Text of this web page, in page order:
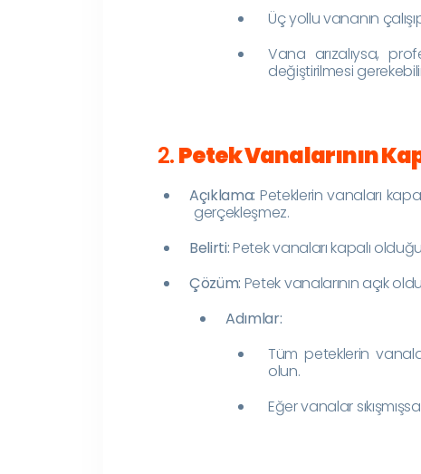
Üç yollu vananın
Vana arızalıysa,
değiştirilmesi
2.Petek Vanalarının
Açıklama: Peteklerin vanaları
gerçekleşmez.
Belirti:Petek vanaları kapalı
Çözüm: Petek vanalarının açık
Adımlar:
Tüm peteklerin
olun.
Eğer vanalar